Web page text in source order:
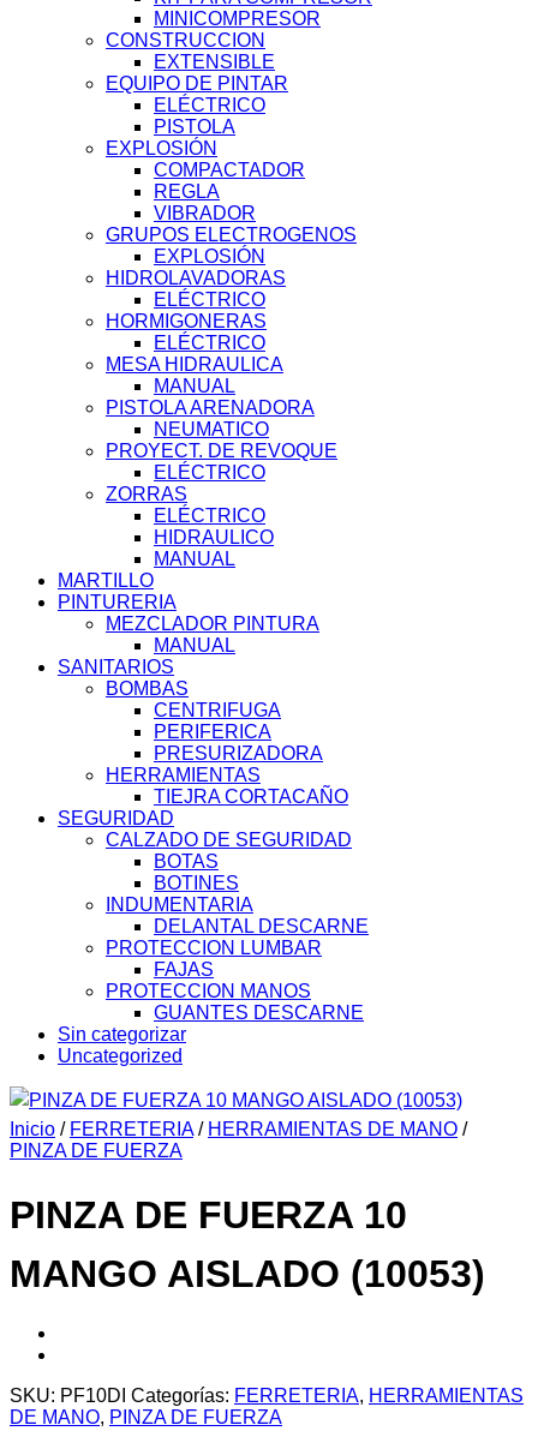
MINICOMPRESOR
CONSTRUCCION
EXTENSIBLE
EQUIPO DE PINTAR
ELÉCTRICO
PISTOLA
EXPLOSIÓN
COMPACTADOR
REGLA
VIBRADOR
GRUPOS ELECTROGENOS
EXPLOSIÓN
HIDROLAVADORAS
ELÉCTRICO
HORMIGONERAS
ELÉCTRICO
MESA HIDRAULICA
MANUAL
PISTOLA ARENADORA
NEUMATICO
PROYECT. DE REVOQUE
ELÉCTRICO
ZORRAS
ELÉCTRICO
HIDRAULICO
MANUAL
MARTILLO
PINTURERIA
MEZCLADOR PINTURA
MANUAL
SANITARIOS
BOMBAS
CENTRIFUGA
PERIFERICA
PRESURIZADORA
HERRAMIENTAS
TIEJRA CORTACAÑO
SEGURIDAD
CALZADO DE SEGURIDAD
BOTAS
BOTINES
INDUMENTARIA
DELANTAL DESCARNE
PROTECCION LUMBAR
FAJAS
PROTECCION MANOS
GUANTES DESCARNE
Sin categorizar
Uncategorized
Inicio / FERRETERIA / HERRAMIENTAS DE MANO /
PINZA DE FUERZA
PINZA DE FUERZA 10
MANGO AISLADO (10053)
SKU: PF10DI Categorías: FERRETERIA, HERRAMIENTAS
DE MANO, PINZA DE FUERZA